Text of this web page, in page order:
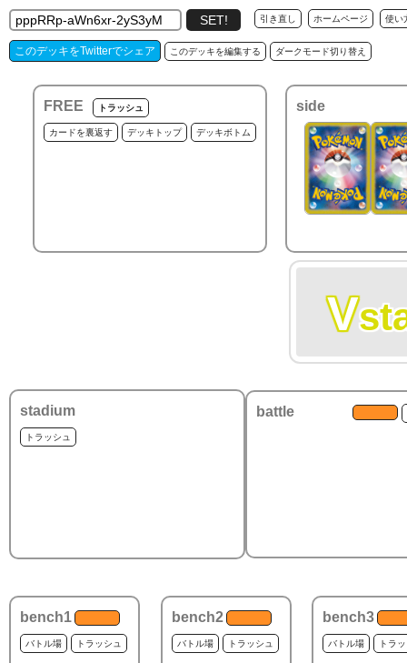
引き直し ホームページ 使い
このデッキをTwitterでシェア このデッキを編集する ダークモード切り替え
FREE トラッシュ
カードを裏返す デッキトップ デッキボトム
side
V
stadium
トラッシュ
battle
bench1
バトル場 トラッシュ
bench2
バトル場 トラッシュ
bench3
バトル場 トラ